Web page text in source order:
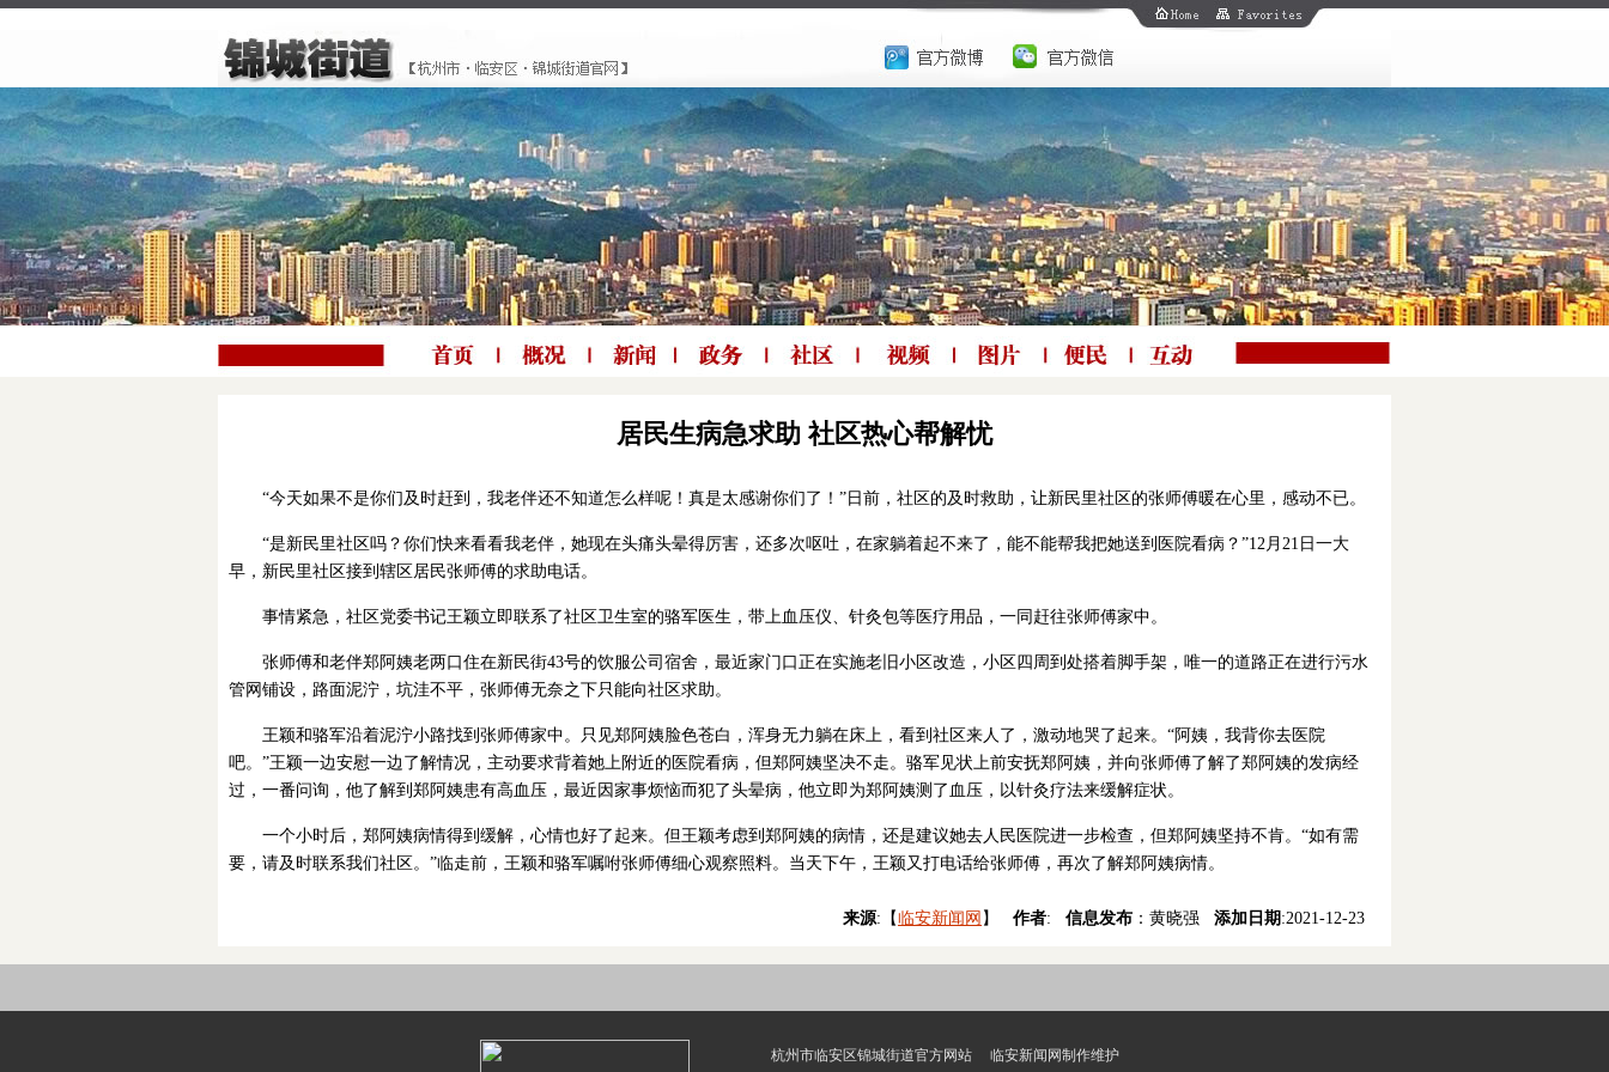
居民生病急求助 社区热心帮解忧
“今天如果不是你们及时赶到，我老伴还不知道怎么样呢！真是太感谢你们了！”日前，社区的及时救助，让新民里社区的张师傅暖在心里，感动不已。
“是新民里社区吗？你们快来看看我老伴，她现在头痛头晕得厉害，还多次呕吐，在家躺着起不来了，能不能帮我把她送到医院看病？”12月21日一大
早，新民里社区接到辖区居民张师傅的求助电话。
事情紧急，社区党委书记王颖立即联系了社区卫生室的骆军医生，带上血压仪、针灸包等医疗用品，一同赶往张师傅家中。
张师傅和老伴郑阿姨老两口住在新民街43号的饮服公司宿舍，最近家门口正在实施老旧小区改造，小区四周到处搭着脚手架，唯一的道路正在进行污水
管网铺设，路面泥泞，坑洼不平，张师傅无奈之下只能向社区求助。
王颖和骆军沿着泥泞小路找到张师傅家中。只见郑阿姨脸色苍白，浑身无力躺在床上，看到社区来人了，激动地哭了起来。“阿姨，我背你去医院
吧。”王颖一边安慰一边了解情况，主动要求背着她上附近的医院看病，但郑阿姨坚决不走。骆军见状上前安抚郑阿姨，并向张师傅了解了郑阿姨的发病经
过，一番问询，他了解到郑阿姨患有高血压，最近因家事烦恼而犯了头晕病，他立即为郑阿姨测了血压，以针灸疗法来缓解症状。
一个小时后，郑阿姨病情得到缓解，心情也好了起来。但王颖考虑到郑阿姨的病情，还是建议她去人民医院进一步检查，但郑阿姨坚持不肯。“如有需
要，请及时联系我们社区。”临走前，王颖和骆军嘱咐张师傅细心观察照料。当天下午，王颖又打电话给张师傅，再次了解郑阿姨病情。
来源:【临安新闻网 】 作者: 信息发布 ：黄晓强 添加日期 :2021-12-23
杭州市临安区锦城街道官方网站 临安新闻网制作维护